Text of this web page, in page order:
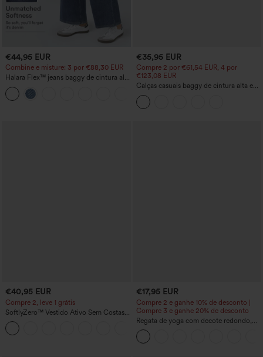
€44,95 EUR
Combine e misture: 3 por €88,30 EUR
Halara Flex™ jeans baggy de cintura alta
com bolsos, pernas largas, lavados,
casual
€35,95 EUR
Compre 2 por €61,54 EUR, 4 por
€123,08 EUR
Calças casuais baggy de cintura alta e
perna larga, com bolsos
€40,95 EUR
Compre 2, leve 1 grátis
SoftlyZero™ Vestido Ativo Sem Costas
em Plush — Edição Easy Peezy
€17,95 EUR
Compre 2 e ganhe 10% de desconto |
Compre 3 e ganhe 20% de desconto
Regata de yoga com decote redondo,
franzido e toque refrescante – UPF50+